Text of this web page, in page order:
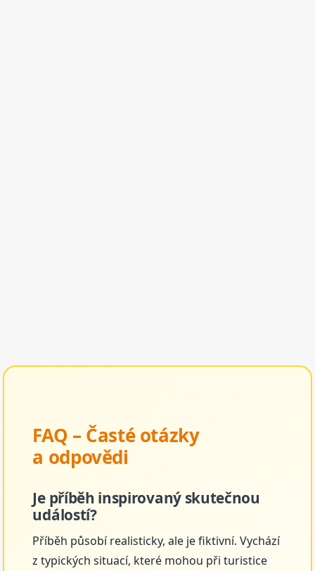
FAQ – Časté otázky
a odpovědi
Je příběh inspirovaný skutečnou
událostí?
Příběh působí realisticky, ale je fiktivní. Vychází
z typických situací, které mohou při turistice